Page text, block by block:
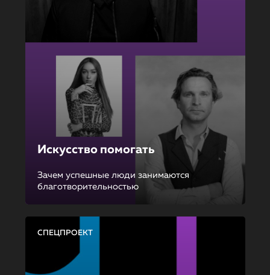
Искусство помогать
Зачем успешные люди занимаются
благотворительностью
СПЕЦПРОЕКТ